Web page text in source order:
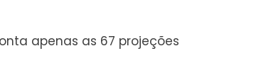
apenas as 67 projeções